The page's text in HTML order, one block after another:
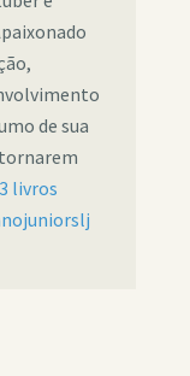
de sua
tornarem
3 livros